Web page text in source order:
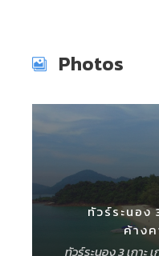
Photos
ทัวร์ระนอง
ค้าง
ทัวร์ระนอง 3 เกาะ